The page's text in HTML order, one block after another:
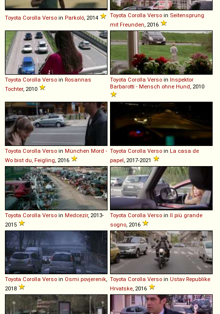
Toyota Corolla Verso in Parkoló , 2014 Toyota Corolla Verso in Seitensprung
mit Freunden , 2016
Toyota Corolla Verso in Rosannas
Tochter, 2010
Toyota Corolla Verso in Inspektor
Barbarotti - Mensch ohne Hund , 2010
Toyota Corolla Verso in München Mord -
Wo bist du, Feigling , 2016
Toyota Corolla Verso in La casa de
papel , 2017-2021
Toyota Corolla Verso in Medcezir, 2013-
2015
Toyota Corolla Verso in Il più grande
sogno , 2016
Toyota Corolla Verso in Osmi povjerenik,
2018
Toyota Corolla Verso in Ustav Republike
Hrvatske, 2016